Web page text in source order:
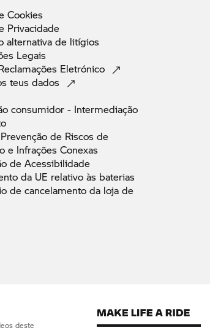
Cookies
Privacidade
alternativa de litígios
Legais
Eletrónico
teus dados
consumidor - Intermediação
de Riscos de
e Infrações Conexas
de Acessibilidade
da UE relativo às baterias
de cancelamento da loja de
deste